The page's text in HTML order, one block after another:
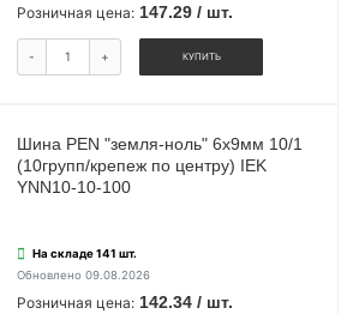
Розничная цена: 147.29 / шт.
- + КУПИТЬ
Шина PEN "земля-ноль" 6х9мм 10/1
(10групп/крепеж по центру) IEK
YNN10-10-100
На складе 141 шт.
Обновлено 09.08.2026
Розничная цена: 142.34 / шт.